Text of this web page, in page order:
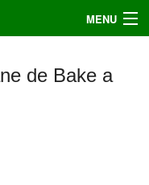
MENU
de Bake a